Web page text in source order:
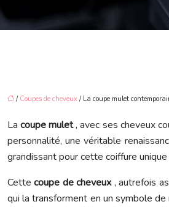
/ Coupes de cheveux / La coupe mulet
Lacoupe mulet, avec ses cheveux
personnalité, une véritable
grandissant pour cette coiffure
Cettecoupe de cheveux, autrefois
qui la transforment en un symbole